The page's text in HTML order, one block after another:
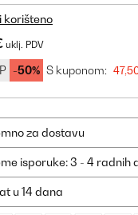
korišteno
uklj. PDV
-50% S kuponom:
za dostavu
isporuke: 3 - 4 radnih
u 14 dana